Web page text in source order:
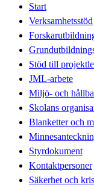
Start
Verksamhetsstöd
Stöd till
JML-arbete
Miljö- och
Skolans
Blanketter och
Styrdokument
Kontaktpersoner
Säkerhet och kris